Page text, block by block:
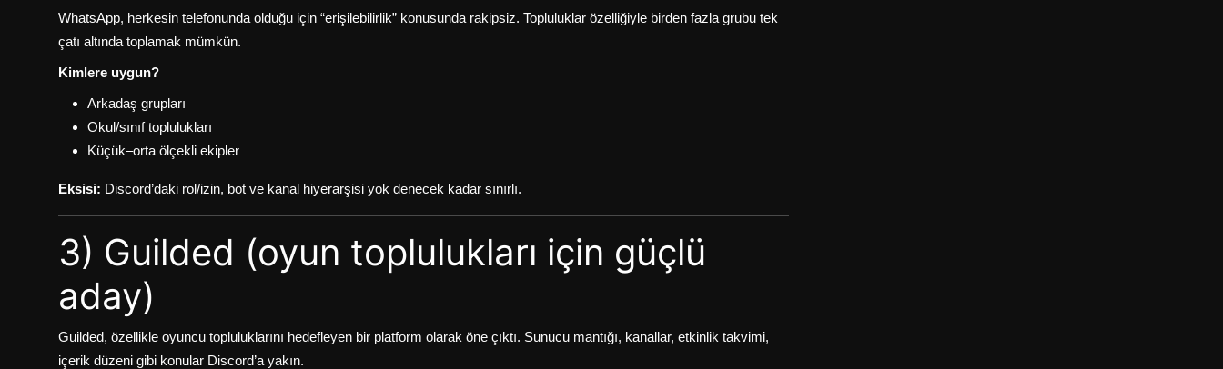
WhatsApp, herkesin telefonunda olduğu için “erişilebilirlik” konusunda rakipsiz. Topluluklar özelliğiyle birden fazla grubu tek
çatı altında toplamak mümkün.
Kimlere uygun?
Arkadaş grupları
Okul/sınıf toplulukları
Küçük–orta ölçekli ekipler
Eksisi: Discord’daki rol/izin, bot ve kanal hiyerarşisi yok denecek kadar sınırlı.
3) Guilded (oyun toplulukları için güçlü
aday)
Guilded, özellikle oyuncu topluluklarını hedefleyen bir platform olarak öne çıktı. Sunucu mantığı, kanallar, etkinlik takvimi,
içerik düzeni gibi konular Discord’a yakın.